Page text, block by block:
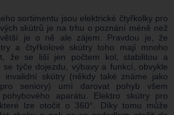
sortimentu jsou elektrické čtyřkolky pro
skútrů je na trhu o poznání méně než
je o ně ale zájem. Pravdou je, že
a čtyřkolové skútry toho mají mnoho
že se liší jen počtem kol, stabilitou a
se týče dojezdu, výbavy a funkcí, obvykle
invalidní skútry (někdy také známe jako
seniory) umí darovat pohyb všem
aparátu. Elektro skútry pro
lze otočit o 360°. Díky tomu může